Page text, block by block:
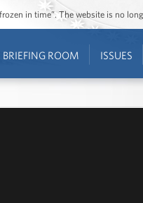
in time”. The website is no
BRIEFING ROOM ISSUES